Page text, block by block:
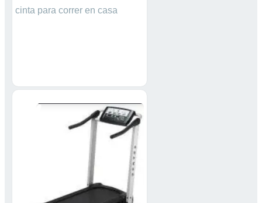
cinta para correr en casa